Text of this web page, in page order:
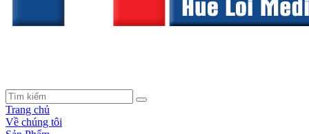
Trang chủ
Về chúng tôi